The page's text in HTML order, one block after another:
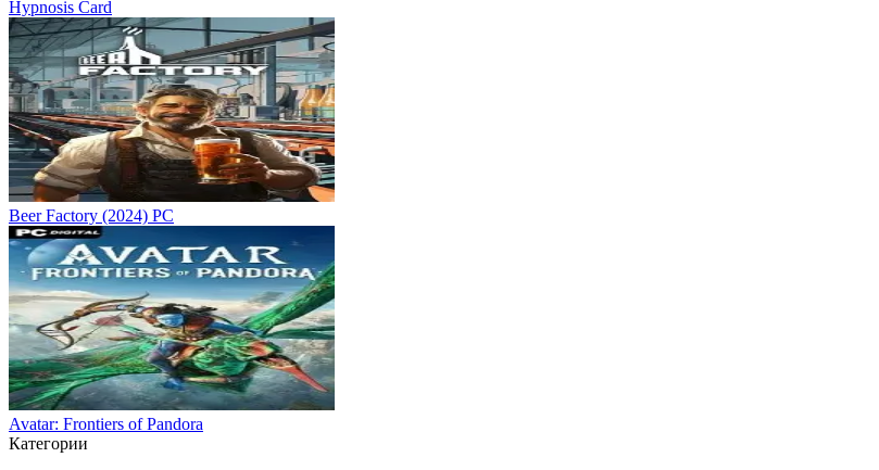
Hypnosis Card
Beer Factory (2024) PC
Avatar: Frontiers of Pandora
Категории